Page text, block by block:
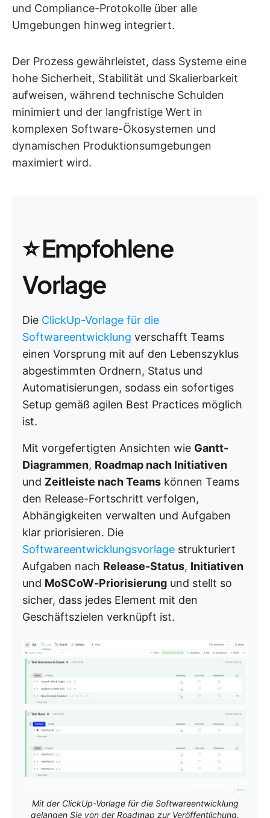
und Compliance-Protokolle über alle
Umgebungen hinweg integriert.
Der Prozess gewährleistet, dass Systeme eine
hohe Sicherheit, Stabilität und Skalierbarkeit
aufweisen, während technische Schulden
minimiert und der langfristige Wert in
komplexen Software-Ökosystemen und
dynamischen Produktionsumgebungen
maximiert wird.
⭐ Empfohlene
Vorlage
Die ClickUp-Vorlage für die
Softwareentwicklung verschafft Teams
einen Vorsprung mit auf den Lebenszyklus
abgestimmten Ordnern, Status und
Automatisierungen, sodass ein sofortiges
Setup gemäß agilen Best Practices möglich
ist.
Mit vorgefertigten Ansichten wie Gantt-
Diagrammen, Roadmap nach Initiativen
und Zeitleiste nach Teams können Teams
den Release-Fortschritt verfolgen,
Abhängigkeiten verwalten und Aufgaben
klar priorisieren. Die
Softwareentwicklungsvorlage strukturiert
Aufgaben nach Release-Status, Initiativen
und MoSCoW-Priorisierung und stellt so
sicher, dass jedes Element mit den
Geschäftszielen verknüpft ist.
Mit der ClickUp-Vorlage für die Softwareentwicklung
gelangen Sie von der Roadmap zur Veröffentlichung.